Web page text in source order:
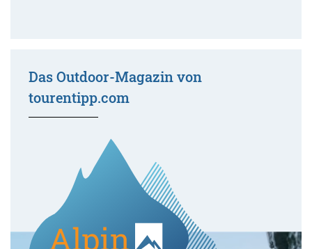
Das Outdoor-Magazin von
tourentipp.com